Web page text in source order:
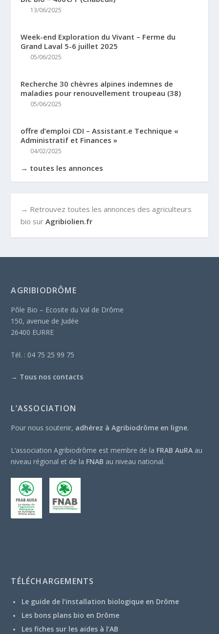
13/06/2025
Week-end Exploration du Vivant – Ferme du
Grand Laval 5-6 juillet 2025
05/06/2025
Recherche 30 chèvres alpines indemnes de
maladies pour renouvellement troupeau (38)
05/06/2025
offre d’emploi CDI – Assistant.e Technique «
Administratif et Finances »
04/02/2025
→ toutes les annonces
→ Retrouvez toutes les annonces des agriculteurs
bio surAgribiolien.fr
AGRIBIODRÔME
Pôle Bio – Ecosite du Val de Drôme
150, avenue de Judée
26400 EURRE
Tél. : 04 75 25 99 75
→ Tous nos contacts
L’ASSOCIATION
Pour nous soutenir, adhérez à Agribiodrôme en ligne.
L’association Agribiodrôme est membre de la FRAB AuRA au
niveau régional et de la FNAB au niveau national.
TÉLÉCHARGEMENTS
Le guide de l’installation biologique en Drôme
Les bons plans bio en Drôme
Les fiches sur les aides à l’AB